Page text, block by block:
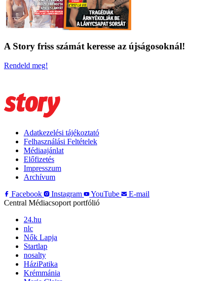
A Story friss számát keresse az újságosoknál!
Rendeld meg!
Adatkezelési tájékoztató
Felhasználási Feltételek
Médiaajánlat
Előfizetés
Impresszum
Archívum
Facebook
Instagram YouTube
E-mail
Central Médiacsoport portfólió
24.hu
nlc
Nők Lapja
Startlap
nosalty
HáziPatika
Krémmánia